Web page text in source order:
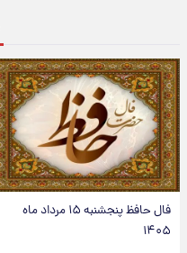
فال حافظ پنجشنبه ۱۵ مرداد ماه
۱۴۰۵